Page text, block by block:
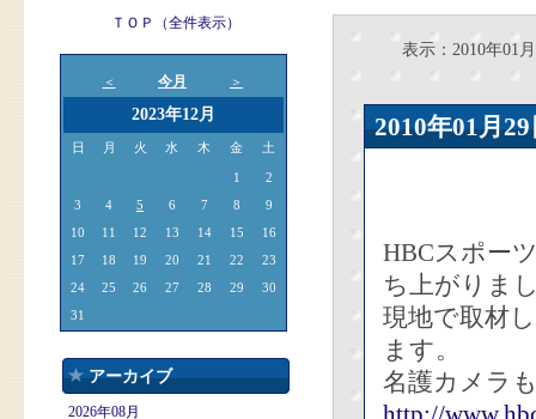
ＴＯＰ（全件表示）
＜ 今月 ＞
2023年12月
日 月 火 水 木 金 土
1
2
3
4 5 6 7 8
9
10
11 12 13 14 15
16
17
18 19 20 21 22
23
24
25 26 27 28 29
30
31
アーカイブ
2026年08月
表示：2010年01月
2010年01
HBCスポー
ち上がりま
現地で取材
ます。
名護カメラ